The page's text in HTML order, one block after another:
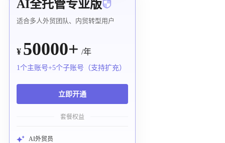
AI全托管专业版
适合多人外贸团队、内贸转型用户
¥ 50000+ /年
1个主账号+5个子账号（支持扩充）
立即开通
套餐权益
AI外贸员